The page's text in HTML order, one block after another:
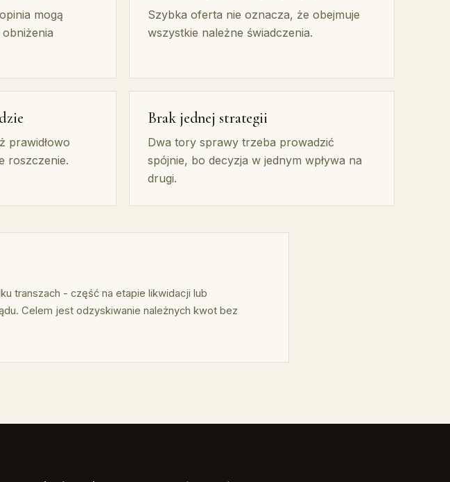
mogą
Szybka oferta nie oznacza, że obejmuje
wszystkie należne świadczenia.
prawidłowo
roszczenie.
Brak jednej strategii
Dwa tory sprawy trzeba prowadzić
spójnie, bo decyzja w jednym wpływa na
drugi.
transzach - część na etapie likwidacji lub
Celem jest odzyskiwanie należnych kwot bez